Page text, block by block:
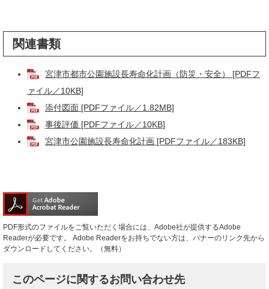
関連書類
宮津市都市公園施設長寿命化計画（防災・安全） [PDFフ
ァイル／10KB]
添付図面 [PDFファイル／1.82MB]
事後評価 [PDFファイル／10KB]
宮津市公園施設長寿命化計画 [PDFファイル／183KB]
PDF形式のファイルをご覧いただく場合には、Adobe社が提供するAdobe
Readerが必要です。
Adobe Readerをお持ちでない方は、バナーのリンク先から
ダウンロードしてください。（無料）
このページに関するお問い合わせ先